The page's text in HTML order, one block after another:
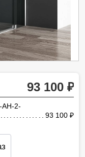
93 100
AH-2-
93 100